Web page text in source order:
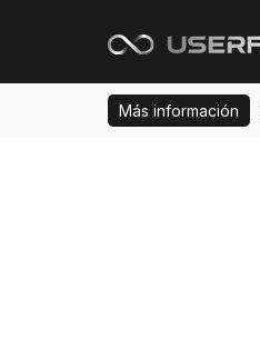
Más información